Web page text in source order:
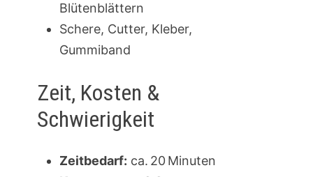
Blütenblättern
Schere, Cutter, Kleber,
Gummiband
Zeit, Kosten &
Schwierigkeit
Zeitbedarf: ca. 20 Minuten